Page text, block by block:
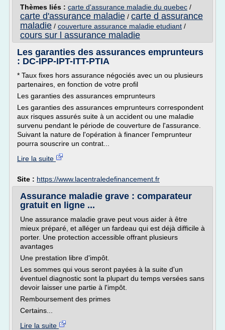
Thèmes liés : carte d'assurance maladie du quebec /
carte d'assurance maladie / carte d assurance
maladie / couverture assurance maladie etudiant /
cours sur l assurance maladie
Les garanties des assurances emprunteurs
: DC-IPP-IPT-ITT-PTIA
* Taux fixes hors assurance négociés avec un ou plusieurs
partenaires, en fonction de votre profil
Les garanties des assurances emprunteurs
Les garanties des assurances emprunteurs correspondent
aux risques assurés suite à un accident ou une maladie
survenu pendant le période de couverture de l'assurance.
Suivant la nature de l'opération à financer l'emprunteur
pourra souscrire un contrat...
Lire la suite
Site : https://www.lacentraledefinancement.fr
Assurance maladie grave : comparateur
gratuit en ligne ...
Une assurance maladie grave peut vous aider à être
mieux préparé, et alléger un fardeau qui est déjà difficile à
porter. Une protection accessible offrant plusieurs
avantages
Une prestation libre d'impôt.
Les sommes qui vous seront payées à la suite d'un
éventuel diagnostic sont la plupart du temps versées sans
devoir laisser une partie à l'impôt.
Remboursement des primes
Certains...
Lire la suite